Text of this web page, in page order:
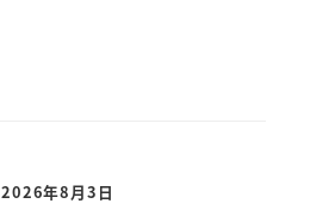
2026年8月3日